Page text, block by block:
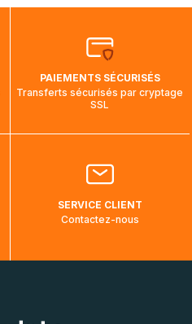
PAIEMENTS SÉCURISÉS
Transferts sécurisés par cryptage
SSL
SERVICE CLIENT
Contactez-nous